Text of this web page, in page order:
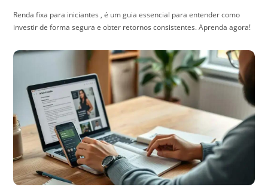
Renda fixa para iniciantes , é um guia essencial para entender como
investir de forma segura e obter retornos consistentes. Aprenda agora!